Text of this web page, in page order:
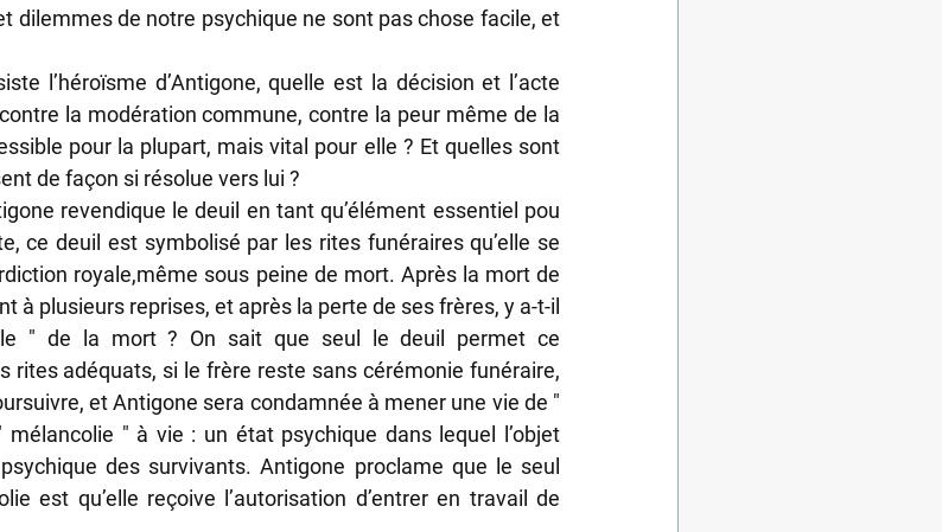
dilemmes de notre psychique ne sont pas chose facile, et
l’héroïsme d’Antigone, quelle est la décision et l’acte
la modération commune, contre la peur même de la
pour la plupart, mais vital pour elle ? Et quelles sont
de façon si résolue vers lui ?
revendique le deuil en tant qu’élément essentiel pou
ce deuil est symbolisé par les rites funéraires qu’elle se
royale,même sous peine de mort. Après la mort de
à plusieurs reprises, et après la perte de ses frères, y a-t-il
" de la mort ? On sait que seul le deuil permet ce
rites adéquats, si le frère reste sans cérémonie funéraire,
et Antigone sera condamnée à mener une vie de "
mélancolie " à vie : un état psychique dans lequel l’objet
des survivants. Antigone proclame que le seul
est qu’elle reçoive l’autorisation d’entrer en travail de